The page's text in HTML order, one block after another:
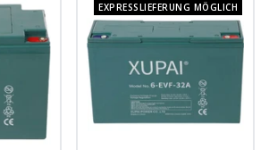
EXPRESSLIEFERUNG MÖGLICH